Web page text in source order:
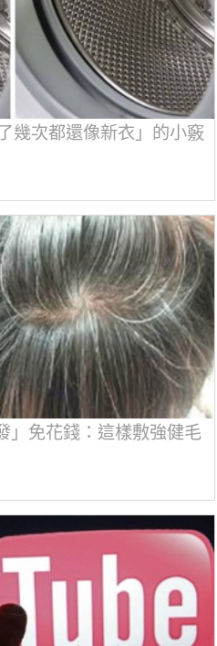
幾次都還像新衣」的小竅
」免花錢：這樣敷強健毛